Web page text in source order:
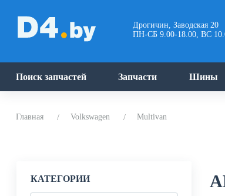
Дрогичин, Заводская 20
ПН-СБ 9.00-18.00, ВС
Поиск запчастей Запчасти Шины
Главная Volkswagen Multivan
КАТЕГОРИИ